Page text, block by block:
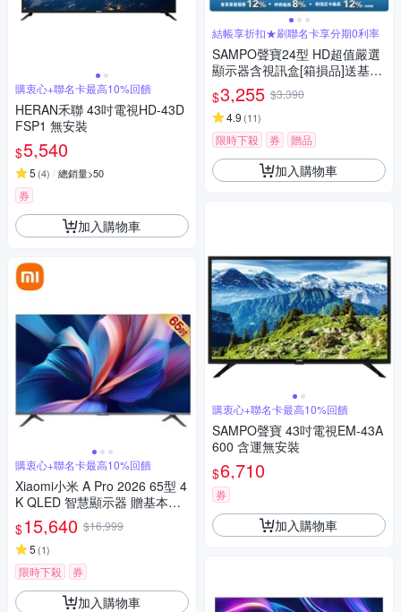
購衷心+聯名卡最高10%回饋
HERAN禾聯 43吋電視HD-43D
FSP1 無安裝
$5,540
5 (4) 總銷量>50
券
加入購物車
購衷心+聯名卡最高10%回饋
Xiaomi小米 A Pro 2026 65型 4
K QLED 智慧顯示器 贈基本安
裝
$15,640 $16,999
5 (1)
限時下殺 券
加入購物車
結帳享折扣★刷聯名卡享分期0利率
SAMPO聲寶24型 HD超值嚴選
顯示器含視訊盒[箱損品]送基本
安裝+舊機回收
$3,255 $3,390
4.9 (11)
限時下殺 券 贈品
加入購物車
購衷心+聯名卡最高10%回饋
SAMPO聲寶 43吋電視EM-43A
600 含運無安裝
$6,710
券
加入購物車